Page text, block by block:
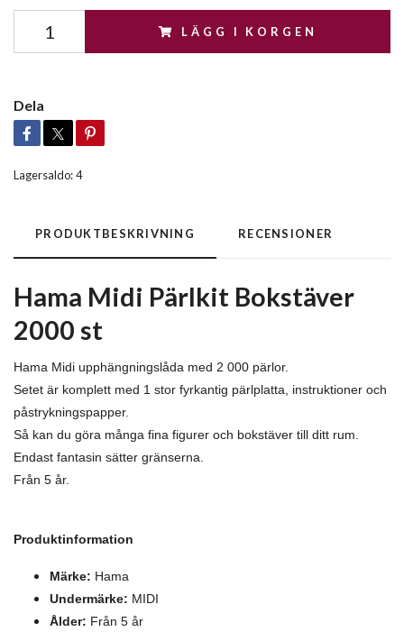
LÄGG I KORGEN
Dela
Lagersaldo:4
PRODUKTBESKRIVNING RECENSIONER
Hama Midi Pärlkit Bokstäver
2000 st
Hama Midi upphängningslåda med 2 000 pärlor.
Setet är komplett med 1 stor fyrkantig pärlplatta, instruktioner och
påstrykningspapper.
Så kan du göra många fina figurer och bokstäver till ditt rum.
Endast fantasin sätter gränserna.
Från 5 år.
Produktinformation
Märke: Hama
Undermärke: MIDI
Ålder: Från 5 år